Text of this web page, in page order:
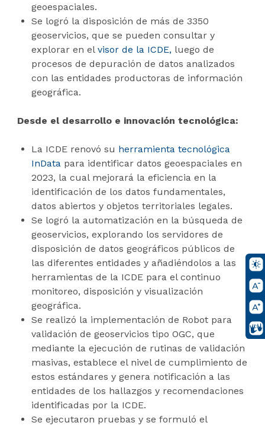
geoespaciales.
Se logró la disposición de más de 3350
geoservicios, que se pueden consultar y
explorar en el visor de la ICDE, luego de
procesos de depuración de datos analizados
con las entidades productoras de información
geográfica.
Desde el desarrollo e innovación tecnológica:
La ICDE renovó su herramienta tecnológica
InData para identificar datos geoespaciales en
2023, la cual mejorará la eficiencia en la
identificación de los datos fundamentales,
datos abiertos y objetos territoriales legales.
Se logró la automatización en la búsqueda de
geoservicios, explorando los servidores de
disposición de datos geográficos públicos de
las diferentes entidades y añadiéndolos a las
herramientas de la ICDE para el continuo
monitoreo, disposición y visualización
geográfica.
Se realizó la implementación de Robot para
validación de geoservicios tipo OGC, que
mediante la ejecución de rutinas de validación
masivas, establece el nivel de cumplimiento de
estos estándares y genera notificación a las
entidades de los hallazgos y recomendaciones
identificadas por la ICDE.
Se ejecutaron pruebas y se formuló el